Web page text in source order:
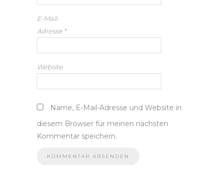
E-Mail-
Adresse *
Website
Name, E-Mail-Adresse und Website in
diesem Browser für meinen nächsten
Kommentar speichern.